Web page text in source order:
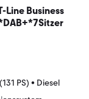
Line Business
PS) • Diesel